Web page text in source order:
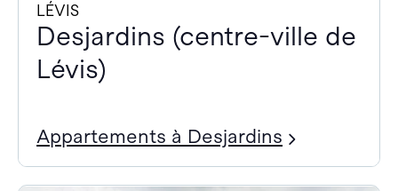
LÉVIS
Desjardins (centre-ville de
Lévis)
Appartements à Desjardins